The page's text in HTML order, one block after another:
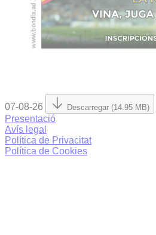
07-08-26 Descarregar (14.95 MB)
Presentació
Avís legal
Política de Privacitat
Política de Cookies